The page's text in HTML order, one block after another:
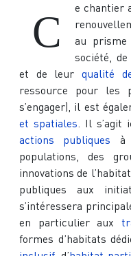
C
e chantier
au prisme
société,
et de leur qualité
ressource pour les
s’engager), il est
et spatiales. Il s’agit
actions publiques à
populations, des
innovations de
publiques aux
s’intéressera
en particulier aux
formes d’habitats